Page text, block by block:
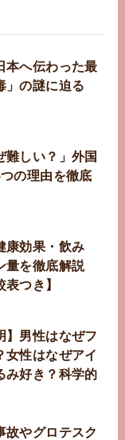
本へ伝わった最
」の謎に迫る
難しい？」外国
の理由を徹底
康効果・飲み
量を徹底解説
表つき】
】男性はなぜフ
女性はなぜアイ
み好き？科学的
故やグロテスク